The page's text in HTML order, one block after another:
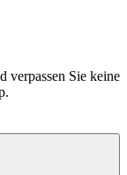
verpassen Sie keine